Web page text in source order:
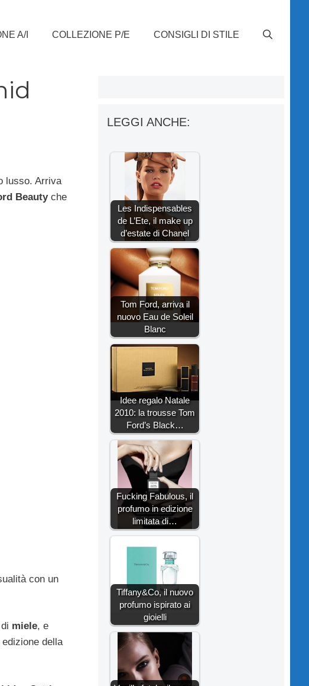
A/I COLLEZIONE P/E CONSIGLI DI STILE
lusso. Arriva
Beautyche
con un
miele, e
della
LEGGI ANCHE:
Les Indispensables
de L’Ete, il make up
d’estate di Chanel
Tom Ford, arriva il
nuovo Eau de Soleil
Blanc
Idee regalo Natale
2010: la trousse Tom
Ford’s Black…
Fucking Fabulous, il
profumo in edizione
limitata di…
Tiffany&Co, il nuovo
profumo ispirato ai
gioielli